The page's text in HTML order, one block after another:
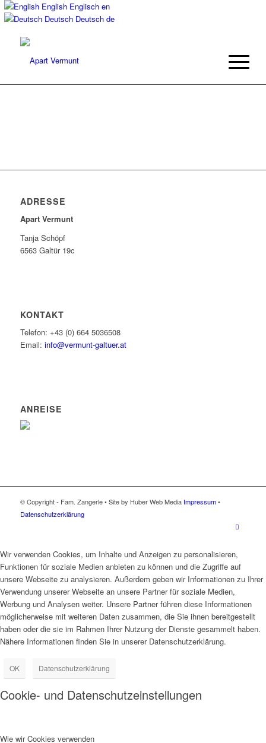
English Englisch en
Deutsch Deutsch de
ADRESSE
Apart Vermunt
Tanja Schöpf
6563 Galtür 19c
KONTAKT
Telefon: +43 (0) 664 5036508
Email: info@vermunt-galtuer.at
ANREISE
© Copyright - Fam. Zangerle • Site by Huber Web Media Impressum•
Datenschutzerklärung
Wir verwenden Cookies, um Inhalte und Anzeigen zu personalisieren,
Funktionen für soziale Medien anbieten zu können und die Zugriffe auf
unsere Webseite zu analysieren. Außerdem geben wir Informationen zu Ihrer
Verwendung unserer Webseite an unsere Partner für soziale Medien,
Werbung und Analysen weiter. Unsere Partner führen diese Informationen
möglicherweise mit weiteren Daten zusammen, die Sie ihnen bereitgestellt
haben oder die sie im Rahmen Ihrer Nutzung der Dienste gesammelt haben.
Nähere Informationen finden Sie in unserer Datenschutzerklärung.
OK Datenschutzerklärung
Cookie- und Datenschutzeinstellungen
Wie wir Cookies verwenden